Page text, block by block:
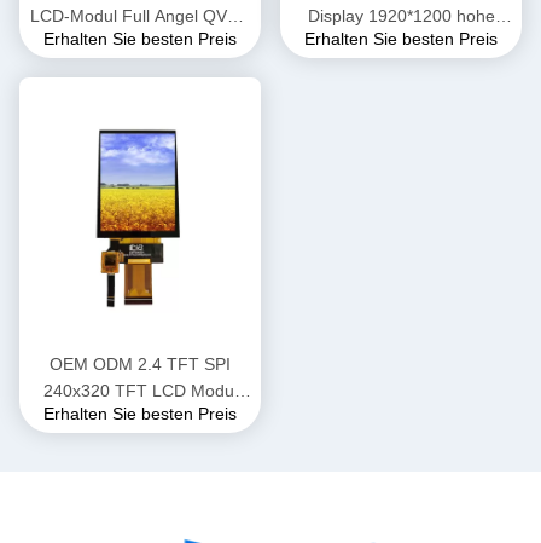
LCD-Modul Full Angel QVGA
BOE-LCD-Bildschirm
Erhalten Sie besten Preis
Display 1920*1200 hohe
Helligkeit LCD-Display 700
Erhalten Sie besten Preis
OEM ODM 2.4 TFT SPI
240x320 TFT LCD Modul
Anzeige mit SPI/MPU/RGB
Erhalten Sie besten Preis